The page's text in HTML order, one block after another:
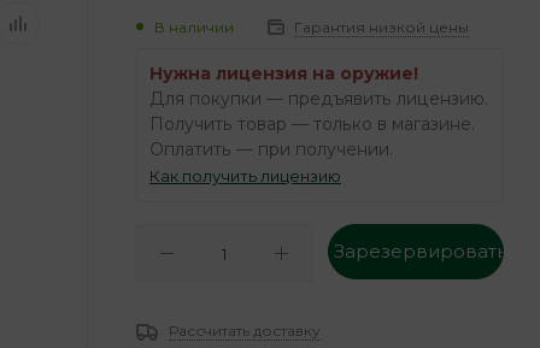
В наличии Гарантия низкой цены
Нужна лицензия на оружие!
Для покупки — предъявить лицензию.
Получить товар — только в магазине.
Оплатить — при получении.
Как получить лицензию
Зарезервировать
Рассчитать доставку